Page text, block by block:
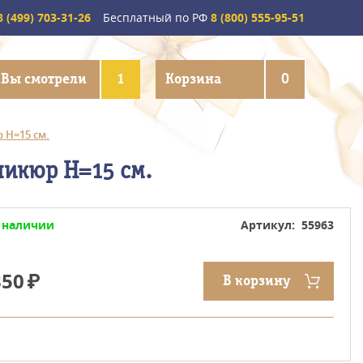
(499) 703-31-26 Бесплатный по РФ 8 (800) 555-95-51
Вы смотрели 1 Корзина 0
см.
H=15 см.
наличии Артикул: 55963
В корзину